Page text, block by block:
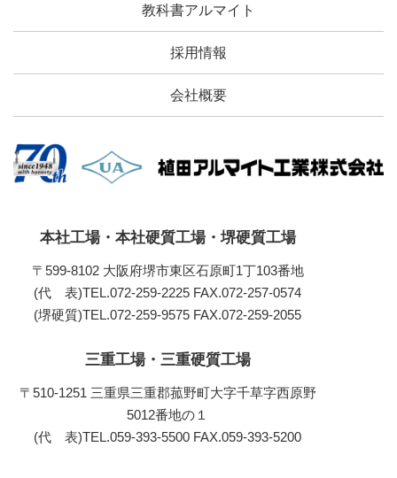
教科書アルマイト
採用情報
会社概要
本社工場・本社硬質工場・堺硬質工場
〒599-8102 大阪府堺市東区石原町1丁103番地
(代 表)TEL.072-259-2225 FAX.072-257-0574
(堺硬質)TEL.072-259-9575 FAX.072-259-2055
三重工場・三重硬質工場
〒510-1251 三重県三重郡菰野町大字千草字西原野
5012番地の１
(代 表)TEL.059-393-5500 FAX.059-393-5200